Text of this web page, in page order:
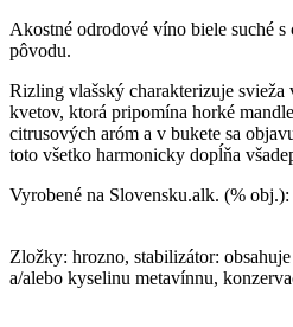
Akostné odrodové víno biele suché s
pôvodu.
Rizling vlašský charakterizuje
kvetov, ktorá pripomína horké
citrusových aróm a v bukete sa
toto všetko harmonicky dopĺňa
Vyrobené na Slovensku.alk. (%
Zložky: hrozno, stabilizátor:
a/alebo kyselinu metavínnu,